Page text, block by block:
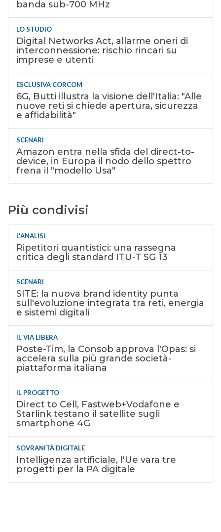
banda sub-700 MHz
LO STUDIO
Digital Networks Act, allarme oneri di
interconnessione: rischio rincari su
imprese e utenti
ESCLUSIVA CORCOM
6G, Butti illustra la visione dell'Italia: "Alle
nuove reti si chiede apertura, sicurezza
e affidabilità"
SCENARI
Amazon entra nella sfida del direct-to-
device, in Europa il nodo dello spettro
frena il "modello Usa"
Più condivisi
L'ANALISI
Ripetitori quantistici: una rassegna
critica degli standard ITU-T SG 13
SCENARI
SITE: la nuova brand identity punta
sull'evoluzione integrata tra reti, energia
e sistemi digitali
IL VIA LIBERA
Poste-Tim, la Consob approva l'Opas: si
accelera sulla più grande società-
piattaforma italiana
IL PROGETTO
Direct to Cell, Fastweb+Vodafone e
Starlink testano il satellite sugli
smartphone 4G
SOVRANITÀ DIGITALE
Intelligenza artificiale, l'Ue vara tre
progetti per la PA digitale